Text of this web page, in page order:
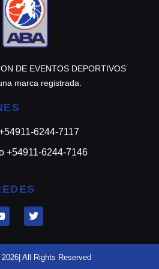
DE EVENTOS DEPORTIVOS
marca registrada.
6244-7117
+54911-6244-7146
All Rights Reserved